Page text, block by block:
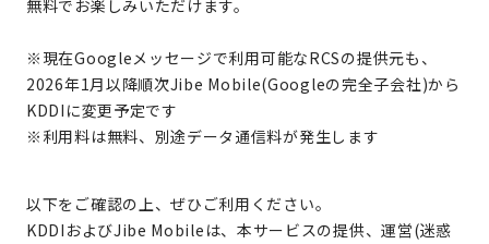
無料でお楽しみいただけます。
※現在Googleメッセージで利用可能なRCSの提供元も、
2026年1月以降順次Jibe Mobile(Googleの完全子会社)から
KDDIに変更予定です
※利用料は無料、別途データ通信料が発生します
以下をご確認の上、ぜひご利用ください。
KDDIおよびJibe Mobileは、本サービスの提供、運営(迷惑